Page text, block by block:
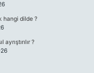
hangi dilde ?
ayrıştırılır ?